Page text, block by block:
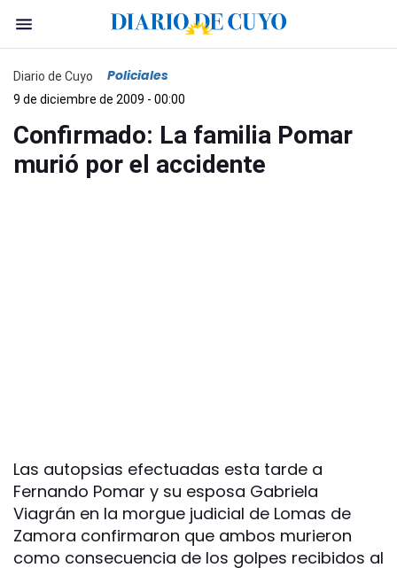
Diario de Cuyo Policiales
9 de diciembre de 2009 - 00:00
Confirmado: La familia Pomar
murió por el accidente
Las autopsias efectuadas esta tarde a
Fernando Pomar y su esposa Gabriela
Viagrán en la morgue judicial de Lomas de
Zamora confirmaron que ambos murieron
como consecuencia de los golpes recibidos al